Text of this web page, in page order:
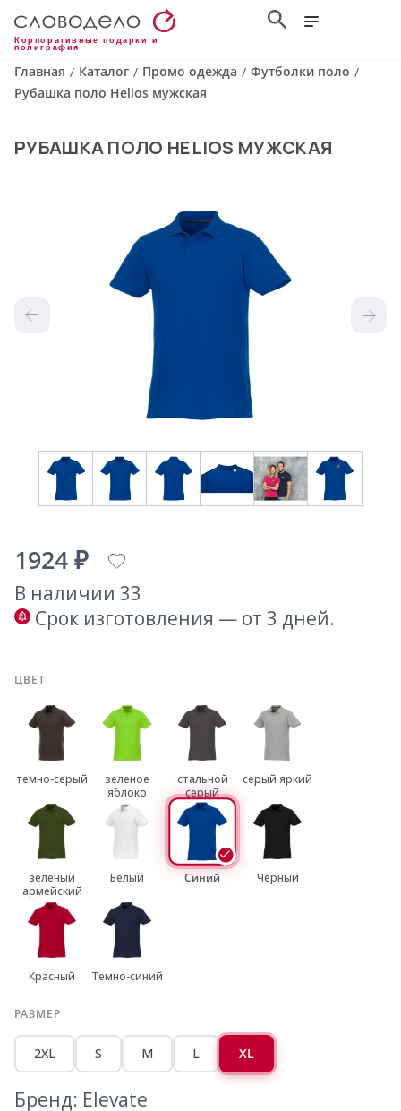
Корпоративные подарки и
полиграфия
Главная / Каталог / Промо одежда / Футболки поло /
Рубашка поло Helios мужская
РУБАШКА ПОЛО HELIOS МУЖСКАЯ
1924 ₽
В наличии 33
Срок изготовления — от 3 дней.
ЦВЕТ
темно-серый
зеленое
яблоко
стальной
серый
серый яркий
зеленый
армейский
Белый Синий Черный
Красный Темно-синий
РАЗМЕР
2XL S M L XL
Бренд: Elevate